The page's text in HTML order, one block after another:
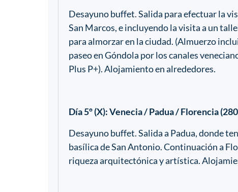
Desayuno buffet. Salida para efectuar la
San Marcos, e incluyendo la visita a un
para almorzar en la ciudad. (Almuerzo
paseo en Góndola por los canales
Plus P+). Alojamiento en alrededores.
Día 5º (X): Venecia / Padua / Florencia
Desayuno buffet. Salida a Padua, donde
basílica de San Antonio. Continuación a
riqueza arquitectónica y artística.